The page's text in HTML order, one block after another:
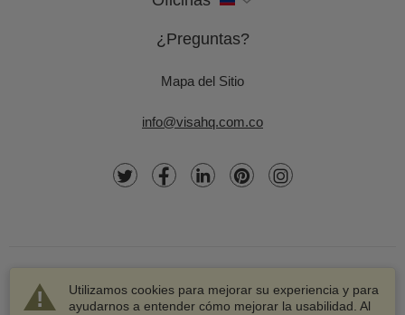
Utilizamos cookies para mejorar su experiencia y para
ayudarnos a entender cómo mejorar la usabilidad. Al
¿Preguntas?
Mapa del Sitio
info@visahq.com.co